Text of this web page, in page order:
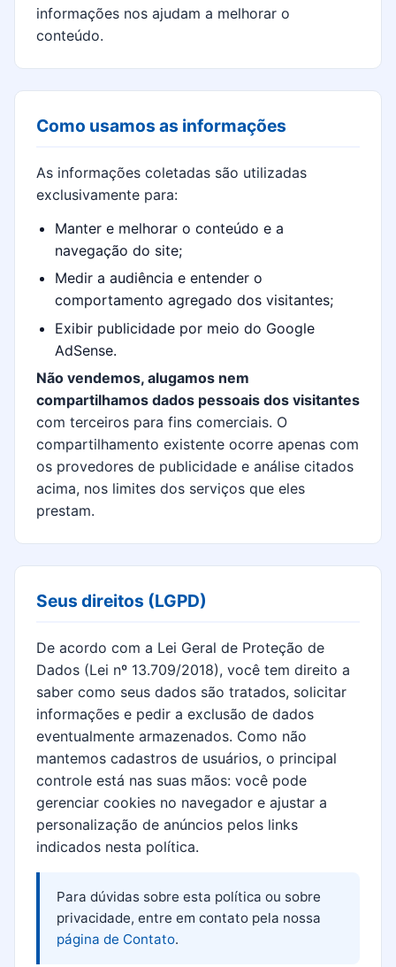
informações nos ajudam a melhorar o
conteúdo.
Como usamos as informações
As informações coletadas são utilizadas
exclusivamente para:
Manter e melhorar o conteúdo e a
navegação do site;
Medir a audiência e entender o
comportamento agregado dos visitantes;
Exibir publicidade por meio do Google
AdSense.
Não vendemos, alugamos nem
compartilhamos dados pessoais dos visitantes
com terceiros para fins comerciais. O
compartilhamento existente ocorre apenas com
os provedores de publicidade e análise citados
acima, nos limites dos serviços que eles
prestam.
Seus direitos (LGPD)
De acordo com a Lei Geral de Proteção de
Dados (Lei nº 13.709/2018), você tem direito a
saber como seus dados são tratados, solicitar
informações e pedir a exclusão de dados
eventualmente armazenados. Como não
mantemos cadastros de usuários, o principal
controle está nas suas mãos: você pode
gerenciar cookies no navegador e ajustar a
personalização de anúncios pelos links
indicados nesta política.
Para dúvidas sobre esta política ou sobre
privacidade, entre em contato pela nossa
página de Contato.